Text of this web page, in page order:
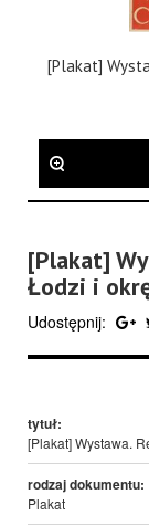
[Plakat]
[Plakat]
Łodzi i
Udostępnij:
tytuł:
[Plakat] Wystawa.
rodzaj dokumentu:
Plakat